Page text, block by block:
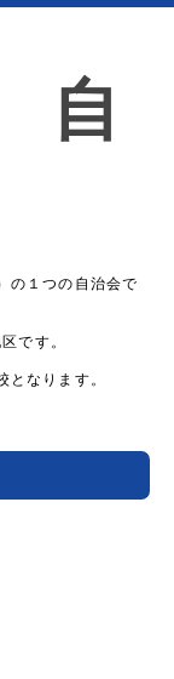
自
の１つの自治会で
です。
なります。